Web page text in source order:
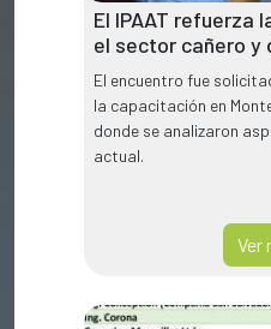
El IPAAT refuerza
el sector cañero y
El encuentro fue
la capacitación en
donde se analizaron
actual.
Ver